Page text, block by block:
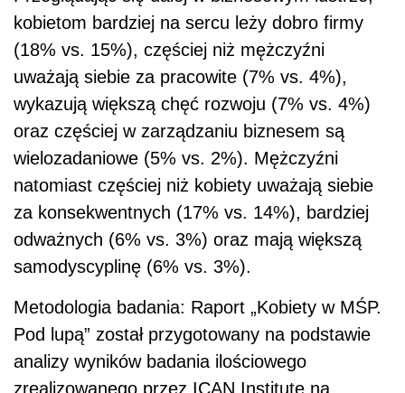
kobietom bardziej na sercu leży dobro firmy
(18% vs. 15%), częściej niż mężczyźni
uważają siebie za pracowite (7% vs. 4%),
wykazują większą chęć rozwoju (7% vs. 4%)
oraz częściej w zarządzaniu biznesem są
wielozadaniowe (5% vs. 2%). Mężczyźni
natomiast częściej niż kobiety uważają siebie
za konsekwentnych (17% vs. 14%), bardziej
odważnych (6% vs. 3%) oraz mają większą
samodyscyplinę (6% vs. 3%).
Metodologia badania: Raport „Kobiety w MŚP.
Pod lupą” został przygotowany na podstawie
analizy wyników badania ilościowego
zrealizowanego przez ICAN Institute na